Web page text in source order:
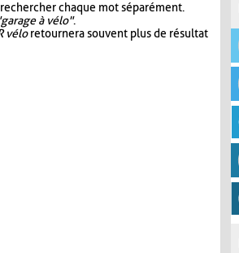
chaque mot séparément.
à vélo".
véloretournera souvent plus de résultat